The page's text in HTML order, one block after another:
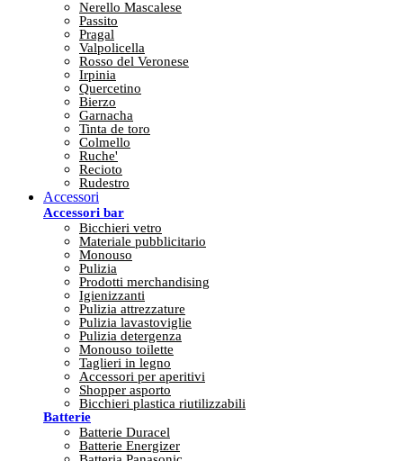
Nerello Mascalese
Passito
Pragal
Valpolicella
Rosso del Veronese
Irpinia
Quercetino
Bierzo
Garnacha
Tinta de toro
Colmello
Ruche'
Recioto
Rudestro
Accessori
Accessori bar
Bicchieri vetro
Materiale pubblicitario
Monouso
Pulizia
Prodotti merchandising
Igienizzanti
Pulizia attrezzature
Pulizia lavastoviglie
Pulizia detergenza
Monouso toilette
Taglieri in legno
Accessori per aperitivi
Shopper asporto
Bicchieri plastica riutilizzabili
Batterie
Batterie Duracel
Batterie Energizer